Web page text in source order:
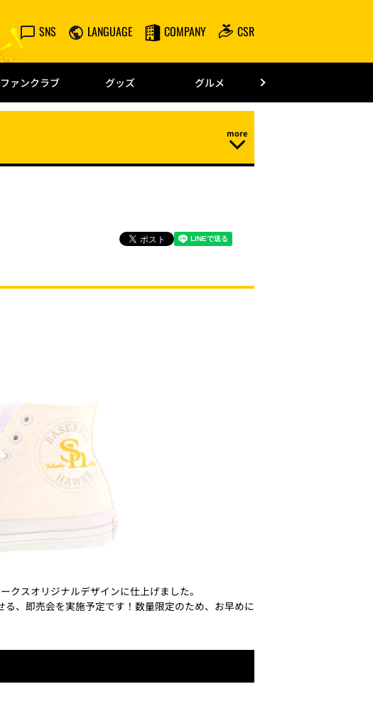
SNS LANGUAGE COMPANY CSR
ファンクラブ グッズ グルメ
スオリジナルデザインに仕上げました。
、即売会を実施予定です！数量限定のため、お早めに